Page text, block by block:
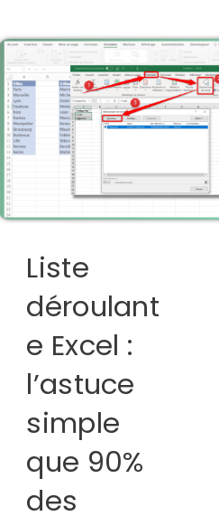
Liste
déroulant
e Excel :
l’astuce
simple
que 90%
des